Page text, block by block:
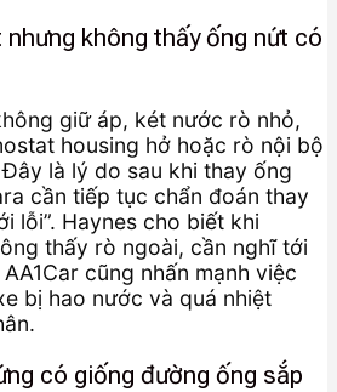
không thấy ống nứt có
giữ áp, két nước rò nhỏ,
housing hở hoặc rò nội bộ
là lý do sau khi thay ống
cần tiếp tục chẩn đoán thay
lỗi”. Haynes cho biết khi
thấy rò ngoài, cần nghĩ tới
cũng nhấn mạnh việc
bị hao nước và quá nhiệt
có giống đường ống sắp